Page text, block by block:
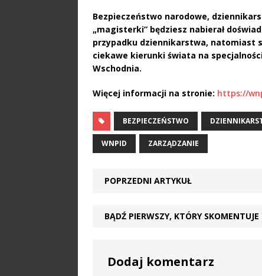
Bezpieczeństwo narodowe,
„magisterki” będziesz nabierał
przypadku dziennikarstwa, natomiast
ciekawe kierunki świata na
Wschodnia.
Więcej informacji na stronie: https://
BEZPIECZEŃSTWO
WNPID ZARZĄDZANIE
POPRZEDNI ARTYKUŁ
BĄDŹ PIERWSZY, KTÓRY
Dodaj komentarz